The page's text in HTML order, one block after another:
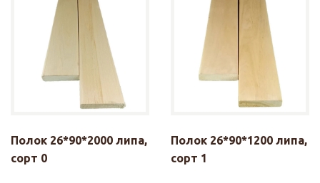
Полок 26*90*2000 липа,
сорт 0
Полок 26*90*1200 липа,
сорт 1